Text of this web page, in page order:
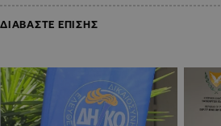
ΔΙΑΒΑΣΤΕ ΕΠΙΣΗΣ